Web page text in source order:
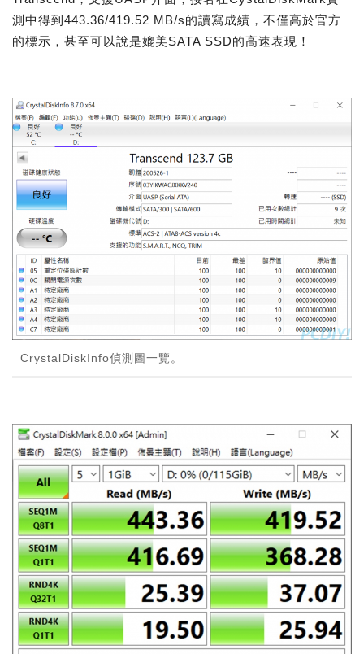
測中得到443.36/419.52 MB/s的讀寫成績，不僅高於官方
的標示，甚至可以說是媲美SATA SSD的高速表現！
CrystalDiskInfo偵測圖一覽。